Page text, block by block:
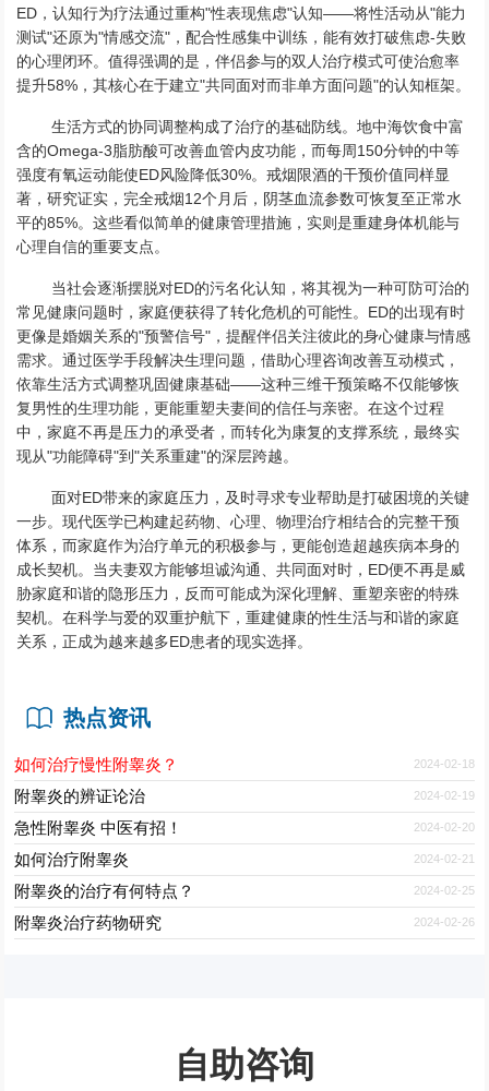
ED，认知行为疗法通过重构"性表现焦虑"认知——将性活动从"能力
测试"还原为"情感交流"，配合性感集中训练，能有效打破焦虑-失败
的心理闭环。值得强调的是，伴侣参与的双人治疗模式可使治愈率
提升58%，其核心在于建立"共同面对而非单方面问题"的认知框架。
生活方式的协同调整构成了治疗的基础防线。地中海饮食中富
含的Omega-3脂肪酸可改善血管内皮功能，而每周150分钟的中等
强度有氧运动能使ED风险降低30%。戒烟限酒的干预价值同样显
著，研究证实，完全戒烟12个月后，阴茎血流参数可恢复至正常水
平的85%。这些看似简单的健康管理措施，实则是重建身体机能与
心理自信的重要支点。
当社会逐渐摆脱对ED的污名化认知，将其视为一种可防可治的
常见健康问题时，家庭便获得了转化危机的可能性。ED的出现有时
更像是婚姻关系的"预警信号"，提醒伴侣关注彼此的身心健康与情感
需求。通过医学手段解决生理问题，借助心理咨询改善互动模式，
依靠生活方式调整巩固健康基础——这种三维干预策略不仅能够恢
复男性的生理功能，更能重塑夫妻间的信任与亲密。在这个过程
中，家庭不再是压力的承受者，而转化为康复的支撑系统，最终实
现从"功能障碍"到"关系重建"的深层跨越。
面对ED带来的家庭压力，及时寻求专业帮助是打破困境的关键
一步。现代医学已构建起药物、心理、物理治疗相结合的完整干预
体系，而家庭作为治疗单元的积极参与，更能创造超越疾病本身的
成长契机。当夫妻双方能够坦诚沟通、共同面对时，ED便不再是威
胁家庭和谐的隐形压力，反而可能成为深化理解、重塑亲密的特殊
契机。在科学与爱的双重护航下，重建健康的性生活与和谐的家庭
关系，正成为越来越多ED患者的现实选择。
热点资讯
如何治疗慢性附睾炎？ 2024-02-18
附睾炎的辨证论治 2024-02-19
急性附睾炎 中医有招！ 2024-02-20
如何治疗附睾炎 2024-02-21
附睾炎的治疗有何特点？ 2024-02-25
附睾炎治疗药物研究 2024-02-26
自助咨询